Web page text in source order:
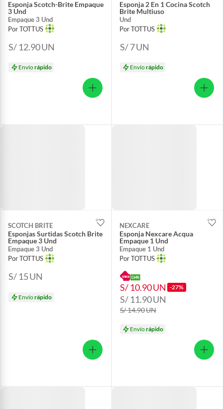
Esponja Scotch-Brite Empaque
3 Und
Empaque 3 Und
Por TOTTUS
S/ 12.90UN
Envíorápido
Esponja 2 En 1 Cocina Scotch
Brite Multiuso
Und
Por TOTTUS
S/ 7UN
Envíorápido
SCOTCH BRITE
Esponjas Surtidas Scotch Brite
Empaque 3 Und
Empaque 3 Und
Por TOTTUS
S/ 15UN
Envíorápido
NEXCARE
Esponja Nexcare Acqua
Empaque 1 Und
Empaque 1 Und
Por TOTTUS
S/ 10.90UN -27%
S/ 11.90UN
S/ 14.90UN
Envíorápido